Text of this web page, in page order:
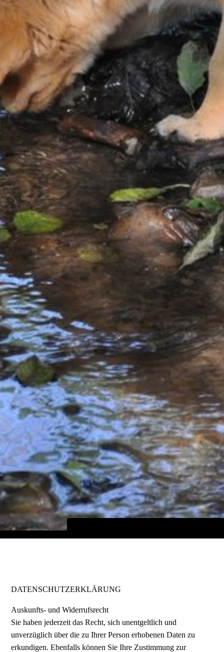
DATENSCHUTZERKLÄRUNG
Auskunfts- und Widerrufsrecht
Sie haben jederzeit das Recht, sich unentgeltlich und
unverzüglich über die zu Ihrer Person erhobenen Daten zu
erkundigen. Ebenfalls können Sie Ihre Zustimmung zur